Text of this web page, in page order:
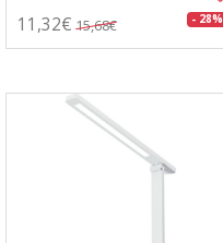
11,32€ 15,68€ - 28%